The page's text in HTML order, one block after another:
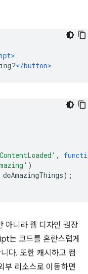
</button>
,
)
doAmazingThings);
아니라 웹 디자인 권장
는 코드를 혼란스럽게
다. 또한 캐시하고 컴
부 리소스로 이동하면